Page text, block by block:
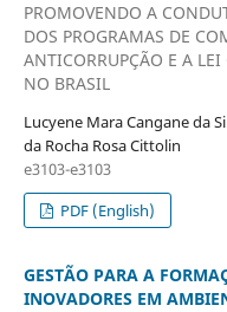
PROMOVENDO A
DOS PROGRAMAS DE
ANTICORRUPÇÃO E A LEI
NO BRASIL
Lucyene Mara Cangane da
da Rocha Rosa Cittolin
e3103-e3103
PDF (English)
GESTÃO PARA A
INOVADORES EM